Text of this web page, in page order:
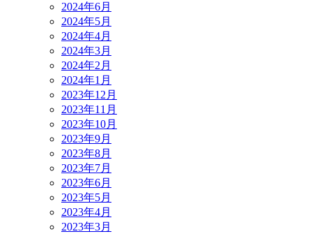
2024年6月
2024年5月
2024年4月
2024年3月
2024年2月
2024年1月
2023年12月
2023年11月
2023年10月
2023年9月
2023年8月
2023年7月
2023年6月
2023年5月
2023年4月
2023年3月